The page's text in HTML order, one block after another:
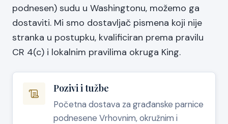
podnesen) sudu u Washingtonu, možemo ga
dostaviti. Mi smo dostavljač pismena koji nije
stranka u postupku, kvalificiran prema pravilu
CR 4(c) i lokalnim pravilima okruga King.
Pozivi i tužbe
Početna dostava za građanske parnice
podnesene Vrhovnim, okružnim i